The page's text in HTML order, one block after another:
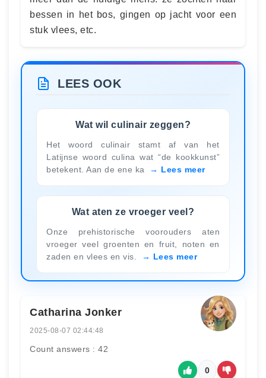
bessen in het bos, gingen op jacht voor een
stuk vlees, etc.
LEES OOK
Wat wil culinair zeggen?
Het woord culinair stamt af van het
Latijnse woord culina wat “de kookkunst”
betekent. Aan de ene ka
Lees meer
Wat aten ze vroeger veel?
Onze prehistorische voorouders aten
vroeger veel groenten en fruit, noten en
zaden en vlees en vis.
Lees meer
Catharina Jonker
2025-08-07 02:44:48
Count answers : 42
0